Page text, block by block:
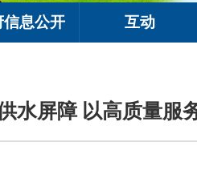
信息公开 互动
水屏障 以高质量服